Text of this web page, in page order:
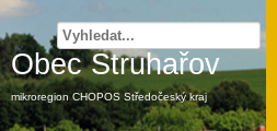
Obec Struhařov
mikroregion CHOPOS Středočeský kraj